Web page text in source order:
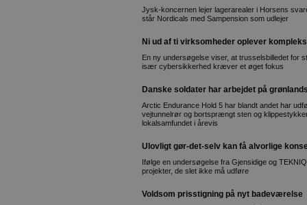
Jysk-koncernen lejer lagerarealer i Horsens
står Nordicals med Sampension som udlejer
Ni ud af ti virksomheder oplever
En ny undersøgelse viser, at trusselsbilledet
især cybersikkerhed kræver et øget fokus
Danske soldater har arbejdet på
Arctic Endurance Hold 5 har blandt andet har
vejtunnelrør og bortsprængt sten og
lokalsamfundet i årevis
Ulovligt gør-det-selv kan få alvorlige
Ifølge en undersøgelse fra Gjensidige og
projekter, de slet ikke må udføre
Voldsom prisstigning på nyt badeværelse